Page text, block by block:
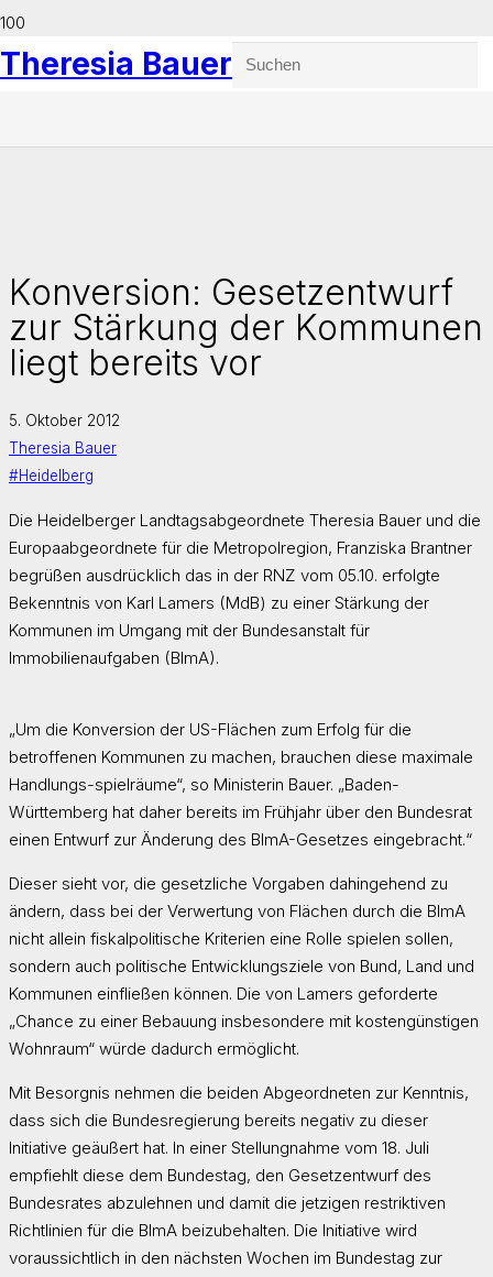
Theresia Bauer
Konversion: Gesetzentwurf
zur Stärkung der Kommunen
liegt bereits vor
5. Oktober 2012
Theresia Bauer
#Heidelberg
Die Heidelberger Landtagsabgeordnete Theresia Bauer und die
Europaabgeordnete für die Metropolregion, Franziska Brantner
begrüßen ausdrücklich das in der RNZ vom 05.10. erfolgte
Bekenntnis von Karl Lamers (MdB) zu einer Stärkung der
Kommunen im Umgang mit der Bundesanstalt für
Immobilienaufgaben (BImA).
„Um die Konversion der US-Flächen zum Erfolg für die
betroffenen Kommunen zu machen, brauchen diese maximale
Handlungs-spielräume“, so Ministerin Bauer. „Baden-
Württemberg hat daher bereits im Frühjahr über den Bundesrat
einen Entwurf zur Änderung des BImA-Gesetzes eingebracht.“
Dieser sieht vor, die gesetzliche Vorgaben dahingehend zu
ändern, dass bei der Verwertung von Flächen durch die BImA
nicht allein fiskalpolitische Kriterien eine Rolle spielen sollen,
sondern auch politische Entwicklungsziele von Bund, Land und
Kommunen einfließen können. Die von Lamers geforderte
„Chance zu einer Bebauung insbesondere mit kostengünstigen
Wohnraum“ würde dadurch ermöglicht.
Mit Besorgnis nehmen die beiden Abgeordneten zur Kenntnis,
dass sich die Bundesregierung bereits negativ zu dieser
Initiative geäußert hat. In einer Stellungnahme vom 18. Juli
empfiehlt diese dem Bundestag, den Gesetzentwurf des
Bundesrates abzulehnen und damit die jetzigen restriktiven
Richtlinien für die BImA beizubehalten. Die Initiative wird
voraussichtlich in den nächsten Wochen im Bundestag zur